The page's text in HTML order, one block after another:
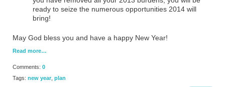
ready to seize the numerous opportunities 2014 will
bring!
May God bless you and have a happy New Year!
Read more…
Comments: 0
Tags: new year plan